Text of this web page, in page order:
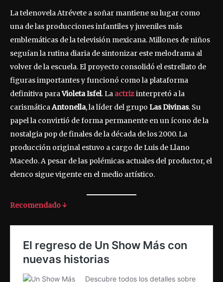
La telenovela Atrévete a soñar mantiene su lugar como
una de las producciones infantiles y juveniles más
emblemáticas de la televisión mexicana. Millones de niños
seguían la rutina diaria de sintonizar este melodrama al
volver de la escuela. El proyecto consolidó el estrellato de
figuras importantes y funcionó como la plataforma
definitiva paraVioleta Isfel. La actrizinterpretó a la
carismáticaAntonella, la líder del grupo Las Divinas. Su
papel la convirtió de forma permanente en un ícono de la
nostalgia pop de finales de la década de los 2000. La
producción original estuvo a cargo de Luis de Llano
Macedo. A pesar de las polémicas actuales del productor, el
elenco sigue vigente en el medio artístico.
Recomendado ↓